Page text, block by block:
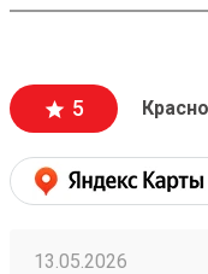
5
13.05.2026